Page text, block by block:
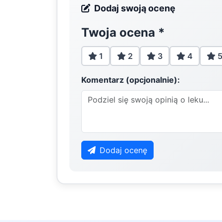
Dodaj swoją ocenę
Twoja ocena *
1 2 3 4 5
Komentarz (opcjonalnie):
Dodaj ocenę